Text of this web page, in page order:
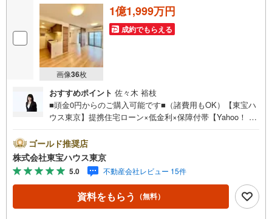
画像36枚
1億1,999万円
成約でもらえる
おすすめポイント 佐々木 裕枝
■頭金0円からのご購入可能です■（諸費用もOK）【東宝ハ
ウス東京】提携住宅ローン×低金利×保障付帯【Yahoo！ 不
ayボーナスライトがもらえる「Yahoo！ 不動産 物件ご成約
キャンペーン」の対象になります。「資料をもらう」「見
学予約をする」ボタンからお問い合わせください。※必ずY
ahoo！ JAPAN IDでログインしてください。※PayPayボー
ナスライトは出金と譲渡はできません。ご案内・詳細な資
料のご請求はお気軽にどうぞ♪お電話でのお問い合わせも
ゴールド推奨店
株式会社東宝ハウス東京
5.0 不動産会社レビュー 15件
資料をもらう （無料）